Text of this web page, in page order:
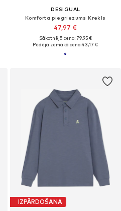
DESIGUAL
Komforta piegriezums Krekls
47,97 €
Sākotnējā cena: 79,95 €
Pēdējā zemākā cena:43,17 €
IZPĀRDOŠANA